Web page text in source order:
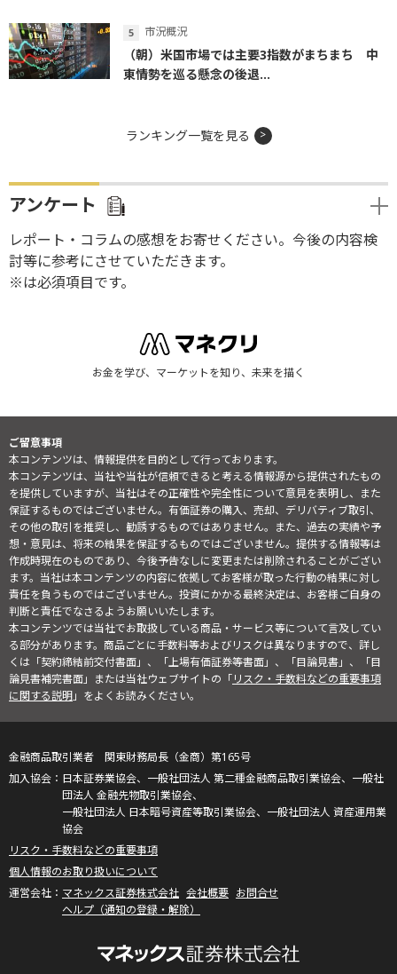
市況概況
（朝）米国市場では主要3指数がまちまち 中
東情勢を巡る懸念の後退...
ランキング一覧を見る
アンケート
レポート・コラムの感想をお寄せください。今後の内容検
討等に参考にさせていただきます。
※は必須項目です。
お金を学び、マーケットを知り、未来を描く
ご留意事項
本コンテンツは、情報提供を目的として行っております。
本コンテンツは、当社や当社が信頼できると考える情報源から提供されたもの
を提供していますが、当社はその正確性や完全性について意見を表明し、また
保証するものではございません。有価証券の購入、売却、デリバティブ取引、
その他の取引を推奨し、勧誘するものではありません。また、過去の実績や予
想・意見は、将来の結果を保証するものではございません。提供する情報等は
作成時現在のものであり、今後予告なしに変更または削除されることがござい
ます。当社は本コンテンツの内容に依拠してお客様が取った行動の結果に対し
責任を負うものではございません。投資にかかる最終決定は、お客様ご自身の
判断と責任でなさるようお願いいたします。
本コンテンツでは当社でお取扱している商品・サービス等について言及してい
る部分があります。商品ごとに手数料等およびリスクは異なりますので、詳し
くは「契約締結前交付書面」、「上場有価証券等書面」、「目論見書」、「目
論見書補完書面」または当社ウェブサイトの「リスク・手数料などの重要事項
に関する説明」をよくお読みください。
金融商品取引業者 関東財務局長（金商）第165号
日本証券業協会、一般社団法人 第二種金融商品取引業協会、一般社
団法人 金融先物取引業協会、
一般社団法人 日本暗号資産等取引業協会、一般社団法人 資産運用業
協会
リスク・手数料などの重要事項
個人情報のお取り扱いについて
マネックス証券株式会社 会社概要 お問合せ
ヘルプ（通知の登録・解除）